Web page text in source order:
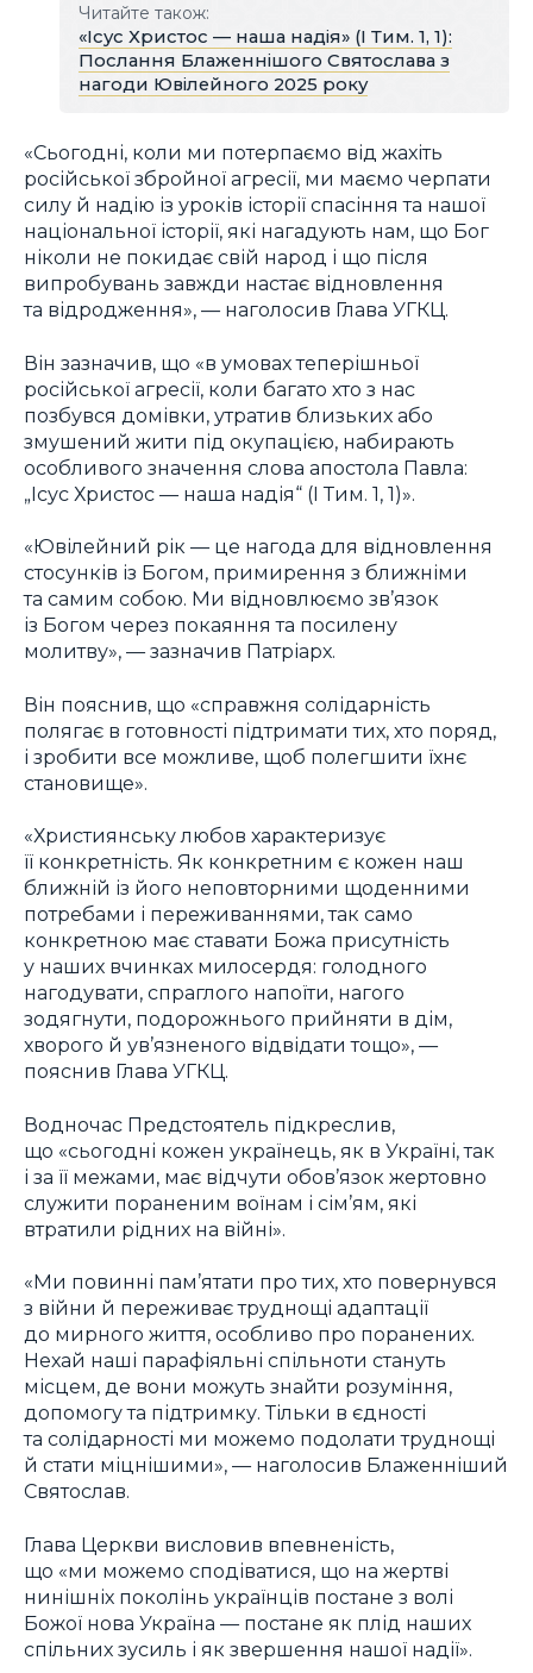
Читайте також:
«Ісус Христос — наша надія» (І Тим. 1, 1):
Послання Блаженнішого Святослава з
нагоди Ювілейного 2025 року
«Сьогодні, коли ми потерпаємо від жахіть
російської збройної агресії, ми маємо черпати
силу й надію із уроків історії спасіння та нашої
національної історії, які нагадують нам, що Бог
ніколи не покидає свій народ і що після
випробувань завжди настає відновлення
та відродження», — наголосив Глава УГКЦ.
Він зазначив, що «в умовах теперішньої
російської агресії, коли багато хто з нас
позбувся домівки, утратив близьких або
змушений жити під окупацією, набирають
особливого значення слова апостола Павла:
„Ісус Христос — наша надія“ (I Тим. 1, 1)».
«Ювілейний рік — це нагода для відновлення
стосунків із Богом, примирення з ближніми
та самим собою. Ми відновлюємо зв’язок
із Богом через покаяння та посилену
молитву», — зазначив Патріарх.
Він пояснив, що «справжня солідарність
полягає в готовності підтримати тих, хто поряд,
і зробити все можливе, щоб полегшити їхнє
становище».
«Християнську любов характеризує
її конкретність. Як конкретним є кожен наш
ближній із його неповторними щоденними
потребами і переживаннями, так само
конкретною має ставати Божа присутність
у наших вчинках милосердя: голодного
нагодувати, спраглого напоїти, нагого
зодягнути, подорожнього прийняти в дім,
хворого й ув’язненого відвідати тощо», —
пояснив Глава УГКЦ.
Водночас Предстоятель підкреслив,
що «сьогодні кожен українець, як в Україні, так
і за її межами, має відчути обов’язок жертовно
служити пораненим воїнам і сім’ям, які
втратили рідних на війні».
«Ми повинні пам’ятати про тих, хто повернувся
з війни й переживає труднощі адаптації
до мирного життя, особливо про поранених.
Нехай наші парафіяльні спільноти стануть
місцем, де вони можуть знайти розуміння,
допомогу та підтримку. Тільки в єдності
та солідарності ми можемо подолати труднощі
й стати міцнішими», — наголосив Блаженніший
Святослав.
Глава Церкви висловив впевненість,
що «ми можемо сподіватися, що на жертві
нинішніх поколінь українців постане з волі
Божої нова Україна — постане як плід наших
спільних зусиль і як звершення нашої надії».